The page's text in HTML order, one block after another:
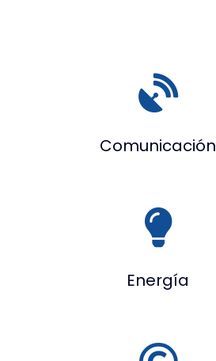
Comunicación
Energía